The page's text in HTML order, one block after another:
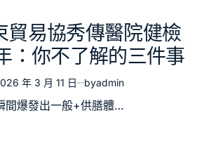
貿易協秀傳醫院健檢
：你不了解的三件事
年 3 月 11 日 byadmin
間爆發出一般+供膳體…